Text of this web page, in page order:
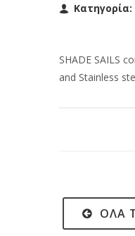
Κατηγορία:
SHADE SAILS
and Stainless
ΌΛΑ